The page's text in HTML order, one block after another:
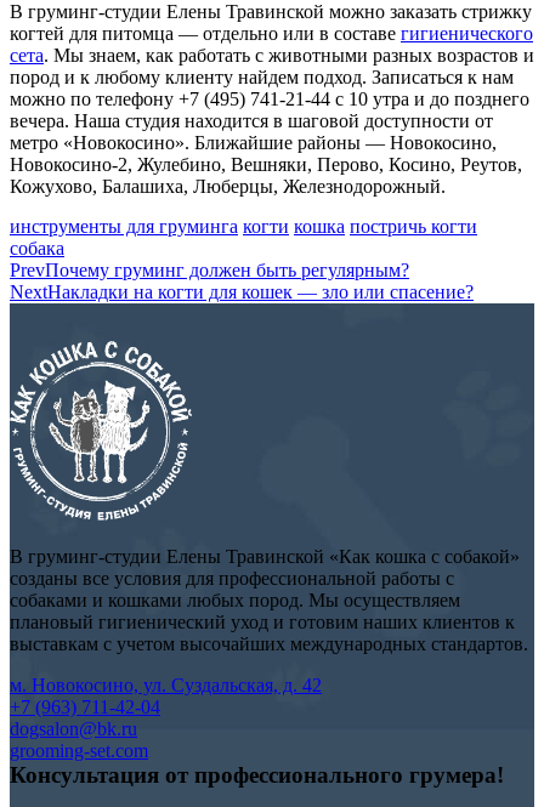
В груминг-студии Елены Травинской можно заказать стрижку
когтей для питомца — отдельно или в составе гигиенического
сета. Мы знаем, как работать с животными разных возрастов и
пород и к любому клиенту найдем подход. Записаться к нам
можно по телефону +7 (495) 741-21-44 с 10 утра и до позднего
вечера. Наша студия находится в шаговой доступности от
метро «Новокосино». Ближайшие районы — Новокосино,
Новокосино-2, Жулебино, Вешняки, Перово, Косино, Реутов,
Кожухово, Балашиха, Люберцы, Железнодорожный.
инструменты для груминга когти кошка постричь когти
собака
PrevПочему груминг должен быть регулярным?
NextНакладки на когти для кошек — зло или спасение?
В груминг-студии Елены Травинской «Как кошка с собакой»
созданы все условия для профессиональной работы с
собаками и кошками любых пород. Мы осуществляем
плановый гигиенический уход и готовим наших клиентов к
выставкам с учетом высочайших международных стандартов.
м. Новокосино, ул. Суздальская, д. 42
+7 (963) 711-42-04
dogsalon@bk.ru
grooming-set.com
Консультация от профессионального грумера!